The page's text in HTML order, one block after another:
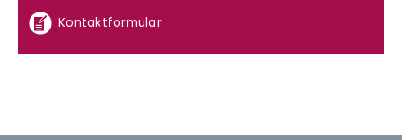
Kontaktformular